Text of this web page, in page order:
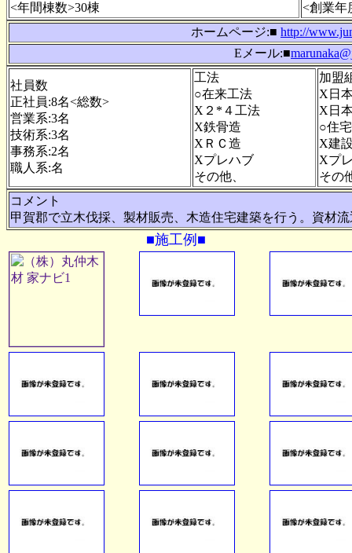
<年間棟数>30棟
<創業年
ホームページ:■ http://
Eメール:■
社員数
正社員:8名<総数>
営業系:3名
技術系:3名
事務系:2名
職人系:名
工法
○在来工法
X２*４工法
X鉄骨造
XＲＣ造
Xプレハブ
その他、
加盟
X日
X日
○住
X建
Xプ
その
コメント
甲賀郡で立木伐採、製材販売、木造住宅建築を行う。資材
■施工例■